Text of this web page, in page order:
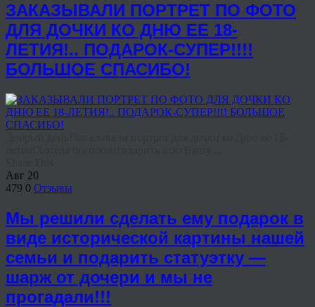
ЗАКАЗЫВАЛИ ПОРТРЕТ ПО ФОТО
ДЛЯ ДОЧКИ КО ДНЮ ЕЕ 18-
ЛЕТИЯ!.. ПОДАРОК-СУПЕР!!!!
БОЛЬШОЕ СПАСИБО!
Авг 20
479 0 Отзывы
Мы решили сделать ему подарок в
виде исторической картины нашей
семьи и подарить статуэтку —
шарж от дочери и мы не
прогадали!!!